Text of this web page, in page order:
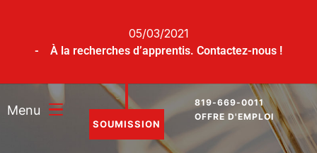
05/03/2021
- À la recherches d’apprentis. Contactez-nous !
Menu
SOUMISSION
819-669-0011
OFFRE D'EMPLOI